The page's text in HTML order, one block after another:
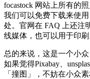
focastock 网站上所有的
我们可以免费下载来使
处。官网在 FAQ 上还注
线媒体，也可以用于印刷
总的来说，这是一个小
如果觉得Pixabay、
「撞图」，不妨在小众